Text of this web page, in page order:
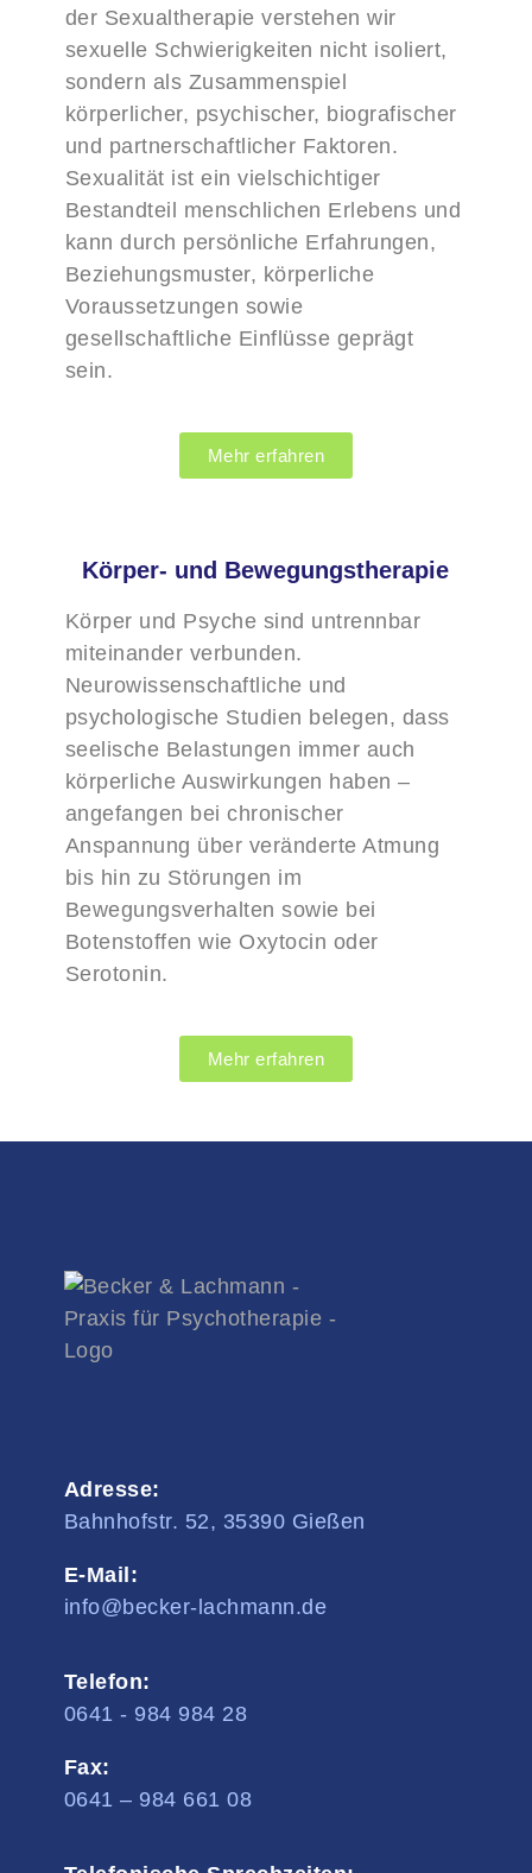
der Sexualtherapie verstehen wir
sexuelle Schwierigkeiten nicht isoliert,
sondern als Zusammenspiel
körperlicher, psychischer, biografischer
und partnerschaftlicher Faktoren.
Sexualität ist ein vielschichtiger
Bestandteil menschlichen Erlebens und
kann durch persönliche Erfahrungen,
Beziehungsmuster, körperliche
Voraussetzungen sowie
gesellschaftliche Einflüsse geprägt
sein.
Mehr erfahren
Körper- und Bewegungstherapie
Körper und Psyche sind untrennbar
miteinander verbunden.
Neurowissenschaftliche und
psychologische Studien belegen, dass
seelische Belastungen immer auch
körperliche Auswirkungen haben –
angefangen bei chronischer
Anspannung über veränderte Atmung
bis hin zu Störungen im
Bewegungsverhalten sowie bei
Botenstoffen wie Oxytocin oder
Serotonin.
Mehr erfahren
Adresse:
Bahnhofstr. 52, 35390 Gießen
E-Mail:
info@becker-lachmann.de
Telefon:
0641 - 984 984 28
Fax:
0641 – 984 661 08